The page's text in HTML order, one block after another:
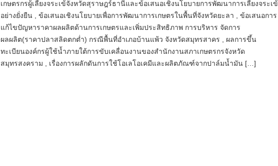
เกษตรกรผู้เลี้ยงจระเข้จังหวัดสุราษฎร์ธานีและข้อเสนอเชิงนโยบายการพัฒนาการเลี้ยงจระเข้
อย่างยั่งยืน , ข้อเสนอเชิงนโยบายเพื่อการพัฒนาการเกษตรในพื้นที่จังหวัดยะลา , ข้อเสนอการ
แก้ไขปัญหาราคาผลผลิตด้านการเกษตรและเพิ่มประสิทธิภาพ การบริหาร จัดการ
ผลผลิต(ราคาปลาสลิดตกต่ำ) กรณีพื้นที่อำเภอบ้านแพ้ว จังหวัดสมุทรสาคร , ผลการขึ้น
ทะเบียนองค์กรผู้ใช้น้ำภายใต้การขับเคลื่อนงานของสำนักงานสภาเกษตรกรจังหวัด
สมุทรสงคราม , เรื่องการผลักดันการใช้โอเลโอเคมีและผลิตภัณฑ์จากปาล์มน้ำมัน […]